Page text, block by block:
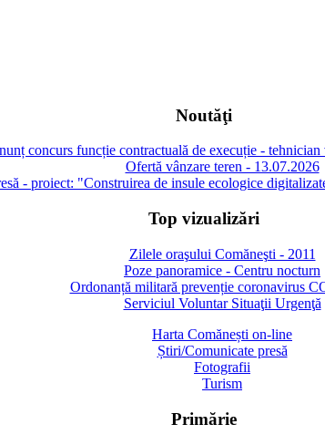
Noutăţi
concurs funcție contractuală de execuție -
Ofertă vânzare teren - 13.07.2026
- proiect: "Construirea de insule ecologice
Top vizualizări
Zilele oraşului Comăneşti - 2011
Poze panoramice - Centru nocturn
Ordonanță militară prevenție coronavirus
Serviciul Voluntar Situaţii Urgenţă
Harta Comănești on-line
Știri/Comunicate presă
Fotografii
Turism
Primărie